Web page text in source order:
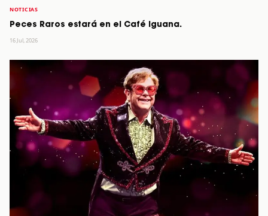
NOTICIAS
Peces Raros estará en el Café Iguana.
16 Jul, 2026